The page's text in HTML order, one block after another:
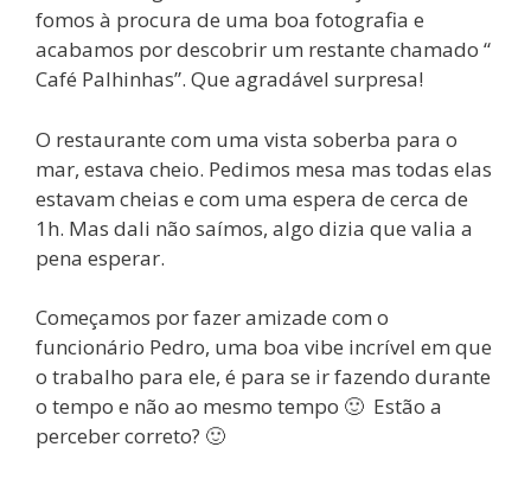
fomos à procura de uma boa fotografia e
acabamos por descobrir um restante chamado “
Café Palhinhas”. Que agradável surpresa!
O restaurante com uma vista soberba para o
mar, estava cheio. Pedimos mesa mas todas elas
estavam cheias e com uma espera de cerca de
1h. Mas dali não saímos, algo dizia que valia a
pena esperar.
Começamos por fazer amizade com o
funcionário Pedro, uma boa vibe incrível em que
o trabalho para ele, é para se ir fazendo durante
o tempo e não ao mesmo tempo 🙂 Estão a
perceber correto? 🙂